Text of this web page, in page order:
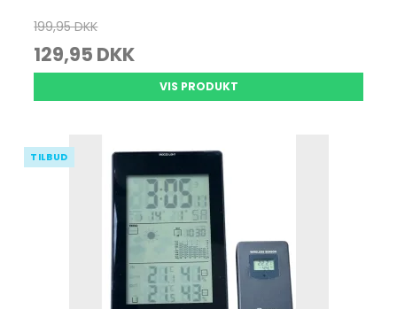
199,95 DKK
129,95 DKK
VIS PRODUKT
TILBUD